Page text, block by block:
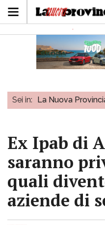
Sei in: La Nuova
Ex Ipab di
saranno
quali
aziende di